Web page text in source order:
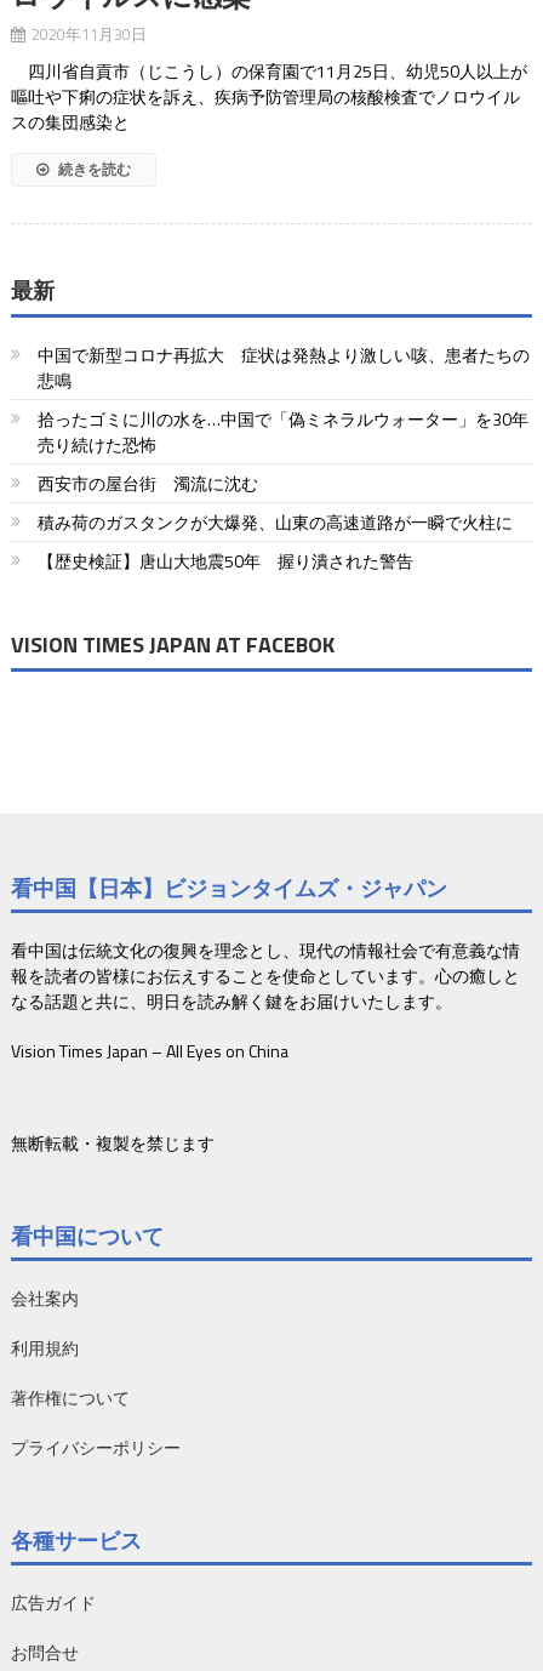
2020年11月30日
四川省自貢市（じこうし）の保育園で11月25日、幼児50人以上が
嘔吐や下痢の症状を訴え、疾病予防管理局の核酸検査でノロウイル
スの集団感染と
続きを読む
最新
中国で新型コロナ再拡大 症状は発熱より激しい咳、患者たちの
悲鳴
拾ったゴミに川の水を…中国で「偽ミネラルウォーター」を30年
売り続けた恐怖
西安市の屋台街 濁流に沈む
積み荷のガスタンクが大爆発、山東の高速道路が一瞬で火柱に
【歴史検証】唐山大地震50年 握り潰された警告
VISION TIMES JAPAN AT FACEBOK
看中国【日本】ビジョンタイムズ・ジャパン
看中国は伝統文化の復興を理念とし、現代の情報社会で有意義な情
報を読者の皆様にお伝えすることを使命としています。心の癒しと
なる話題と共に、明日を読み解く鍵をお届けいたします。
Vision Times Japan – All Eyes on China
無断転載・複製を禁じます
看中国について
会社案内
利用規約
著作権について
プライバシーポリシー
各種サービス
広告ガイド
お問合せ